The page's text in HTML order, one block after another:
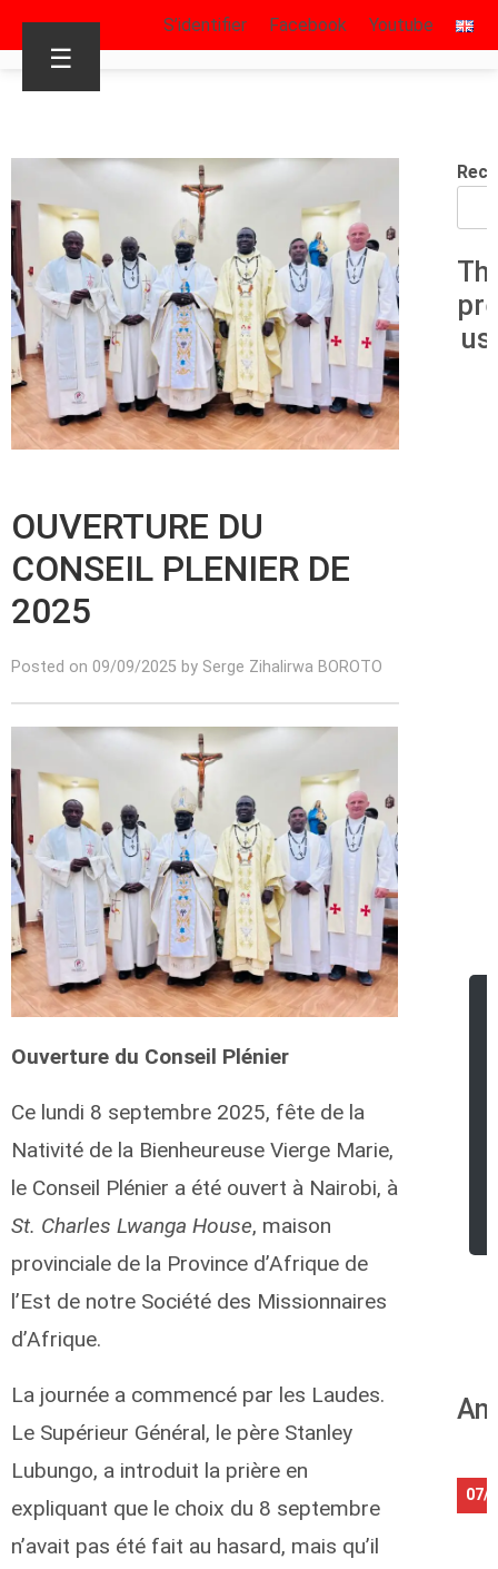
S’identifier Facebook Youtube
☰
OUVERTURE DU
CONSEIL PLENIER DE
2025
Posted on 09/09/2025 by Serge Zihalirwa BOROTO
Ouverture du Conseil Plénier
Ce lundi 8 septembre 2025, fête de la
Nativité de la Bienheureuse Vierge Marie,
le Conseil Plénier a été ouvert à Nairobi, à
St. Charles Lwanga House, maison
provinciale de la Province d’Afrique de
l’Est de notre Société des Missionnaires
d’Afrique.
La journée a commencé par les Laudes.
Le Supérieur Général, le père Stanley
Lubungo, a introduit la prière en
expliquant que le choix du 8 septembre
n’avait pas été fait au hasard, mais qu’il
us
07/